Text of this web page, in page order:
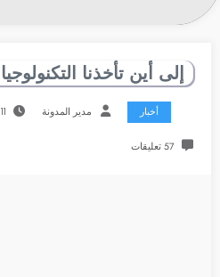
إلى أين تأخذنا التكنولوجيا
أخبار مدير المدونة 11 سنة منذ النشر
57 تعليقات